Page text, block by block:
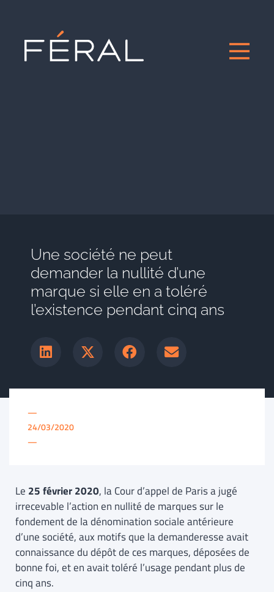
Une société ne peut
demander la nullité d’une
marque si elle en a toléré
l’existence pendant cinq ans
—
24/03/2020
—
Le 25 février 2020, la Cour d’appel de Paris a jugé
irrecevable l’action en nullité de marques sur le
fondement de la dénomination sociale antérieure
d’une société, aux motifs que la demanderesse avait
connaissance du dépôt de ces marques, déposées de
bonne foi, et en avait toléré l’usage pendant plus de
cinq ans.